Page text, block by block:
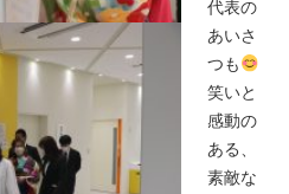
代表の
あいさ
つも
笑いと
感動の
ある、
素敵な